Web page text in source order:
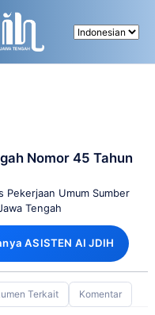
Nomor 45 Tahun
Pekerjaan Umum Sumber
Tengah
ASISTEN AI JDIH
Terkait Komentar